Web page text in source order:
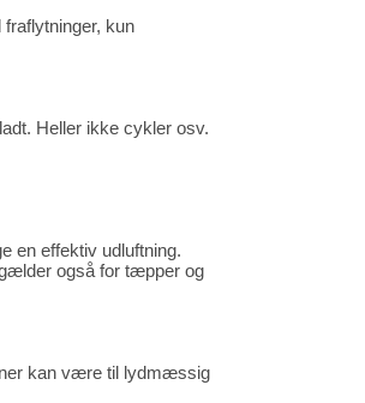
kun
Heller ikke cykler osv.
en effektiv udluftning.
også for tæpper og
kan være til lydmæssig